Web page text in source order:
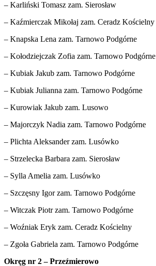
– Karliński Tomasz zam. Sierosław
– Kaźmierczak Mikołaj zam. Ceradz Kościelny
– Knapska Lena zam. Tarnowo Podgórne
– Kołodziejczak Zofia zam. Tarnowo Podgórne
– Kubiak Jakub zam. Tarnowo Podgórne
– Kubiak Julianna zam. Tarnowo Podgórne
– Kurowiak Jakub zam. Lusowo
– Majorczyk Nadia zam. Tarnowo Podgórne
– Plichta Aleksander zam. Lusówko
– Strzelecka Barbara zam. Sierosław
– Sylla Amelia zam. Lusówko
– Szczęsny Igor zam. Tarnowo Podgórne
– Witczak Piotr zam. Tarnowo Podgórne
– Woźniak Eryk zam. Ceradz Kościelny
– Zgoła Gabriela zam. Tarnowo Podgórne
Okręg nr 2 – Przeźmierowo